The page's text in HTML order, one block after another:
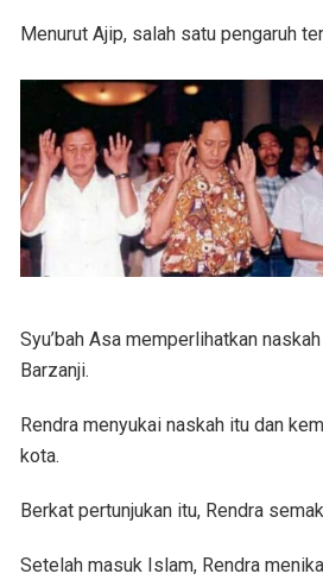
Menurut Ajip, salah satu pengaruh
Syu’bah Asa memperlihatkan
Barzanji.
Rendra menyukai naskah itu dan
kota.
Berkat pertunjukan itu, Rendra
Setelah masuk Islam, Rendra